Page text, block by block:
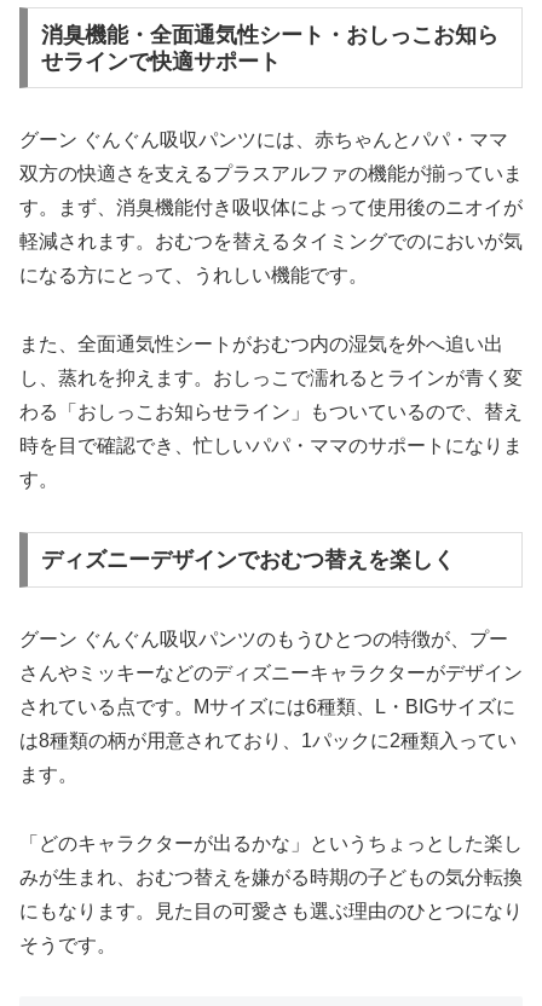
消臭機能・全面通気性シート・おしっこお知ら
せラインで快適サポート
グーン ぐんぐん吸収パンツには、赤ちゃんとパパ・ママ
双方の快適さを支えるプラスアルファの機能が揃っていま
す。まず、消臭機能付き吸収体によって使用後のニオイが
軽減されます。おむつを替えるタイミングでのにおいが気
になる方にとって、うれしい機能です。
また、全面通気性シートがおむつ内の湿気を外へ追い出
し、蒸れを抑えます。おしっこで濡れるとラインが青く変
わる「おしっこお知らせライン」もついているので、替え
時を目で確認でき、忙しいパパ・ママのサポートになりま
す。
ディズニーデザインでおむつ替えを楽しく
グーン ぐんぐん吸収パンツのもうひとつの特徴が、プー
さんやミッキーなどのディズニーキャラクターがデザイン
されている点です。Mサイズには6種類、L・BIGサイズに
は8種類の柄が用意されており、1パックに2種類入ってい
ます。
「どのキャラクターが出るかな」というちょっとした楽し
みが生まれ、おむつ替えを嫌がる時期の子どもの気分転換
にもなります。見た目の可愛さも選ぶ理由のひとつになり
そうです。